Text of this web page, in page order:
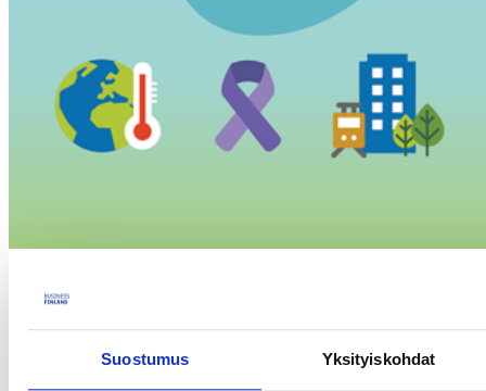
Suostumus Yksityiskohdat
Tervetuloa kuulemaan uusista vuonna 2024 aukeavista Horisontti